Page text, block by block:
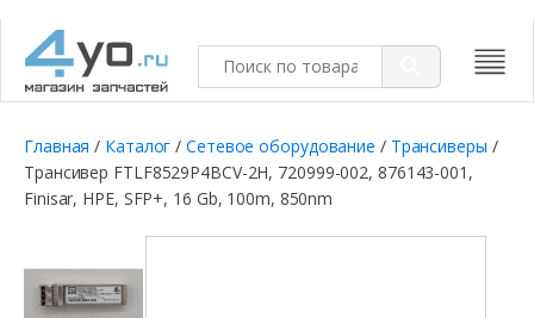
Главная / Каталог /Сетевое оборудование / Трансиверы /
Трансивер FTLF8529P4BCV-2H, 720999-002, 876143-001,
Finisar, HPE, SFP+, 16 Gb, 100m, 850nm